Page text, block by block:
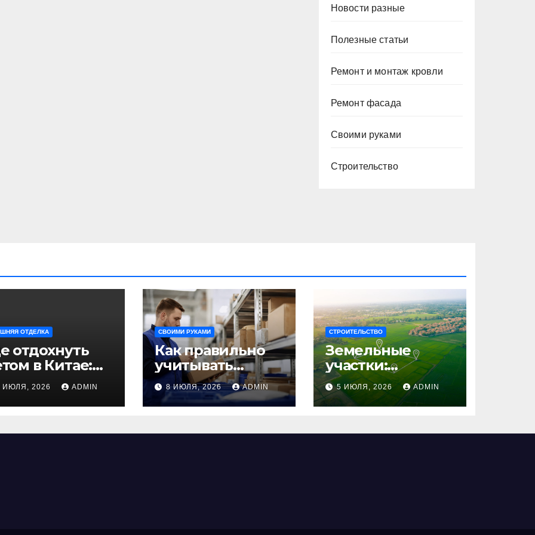
Новости разные
Полезные статьи
Ремонт и монтаж кровли
Ремонт фасада
Своими руками
Строительство
ОТДЕЛКА
отдохнуть
в Китае:
ИЮЛЯ, 2026 ADMIN
СВОИМИ РУКАМИ
Как правильно
учитывать
рабочее время
сотрудников:
советы для
8 ИЮЛЯ, 2026 ADMIN
СТРОИТЕЛЬСТВО
Земельные
участки:
правовые
аспекты, виды и
возможности
5 ИЮЛЯ, 2026 ADMIN